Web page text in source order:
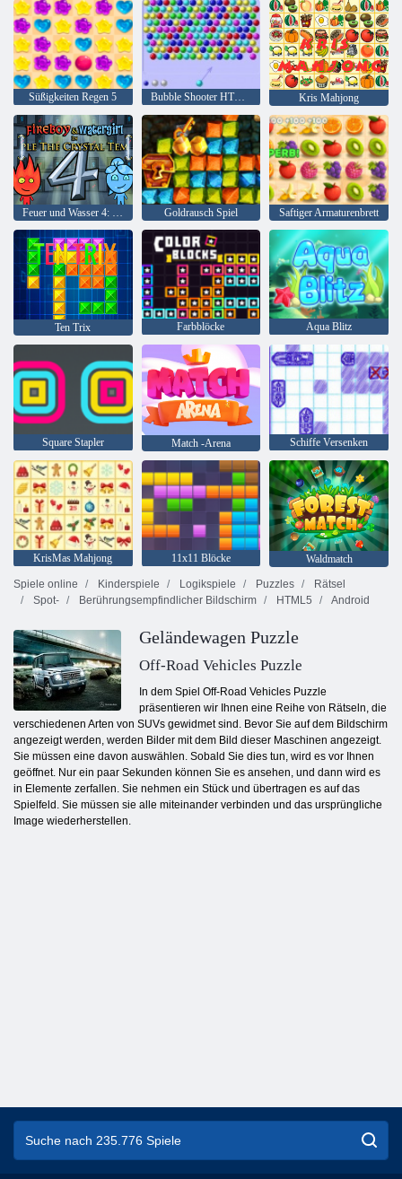
Süßigkeiten Regen 5 Bubble Shooter HTML5 Kris Mahjong
Goldrausch Spiel Saftiger Armaturenbrett
Ten Trix Farbblöcke Aqua Blitz
Square Stapler Match -Arena Schiffe Versenken
KrisMas Mahjong 11x11 Blöcke
Waldmatch
Spiele online
Kinderspiele Logikspiele Puzzles
Rätsel
Spot-
Berührungsempfindlicher Bildschirm HTML5 Android
Geländewagen Puzzle
Off-Road Vehicles Puzzle
In dem Spiel Off-Road Vehicles Puzzle
präsentieren wir Ihnen eine Reihe von Rätseln, die
verschiedenen Arten von SUVs gewidmet sind. Bevor Sie auf dem Bildschirm
angezeigt werden, werden Bilder mit dem Bild dieser Maschinen angezeigt.
Sie müssen eine davon auswählen. Sobald Sie dies tun, wird es vor Ihnen
geöffnet. Nur ein paar Sekunden können Sie es ansehen, und dann wird es
in Elemente zerfallen. Sie nehmen ein Stück und übertragen es auf das
Spielfeld. Sie müssen sie alle miteinander verbinden und das ursprüngliche
Image wiederherstellen.